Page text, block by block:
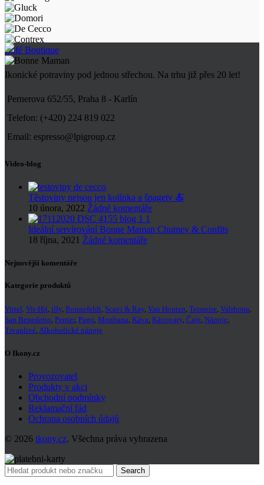
Café Boutique
Ikonické potraviny pod jednou střechou. Na trhu již přes 20 let!
Pernerova 652/55, Praha 8 - Karlín
Telefon: (+420) 224 819 022
Email: espresso@lpigroup.cz
Video-blog
Těstoviny nejsou jen kolínka a špagety 🍝
10 února, 2022 Žádné komentáře
Ideální servírování Bonne Maman Chutney & Confits
18 října, 2021 Žádné komentáře
Nejnovější komentáře
Kategorie produktů
Vittel, Vit-Hit, illy, Ronnefeldt, Scavi & Ray, Van Houten, Teisseire, Valrhona,
San Benedetto, Perrier, Pago, Monbana, Káva, Kávovary, Čaje, Nápoje,
Trvanlivé, Alkoholické nápoje
O Ikony.cz
Provozovatel
Produkty v akci
Obchodní podmínky
Reklamační řád
Ochrana osobních údajů
© 2026 ikony.cz. Všechna práva vyhrazena
Search